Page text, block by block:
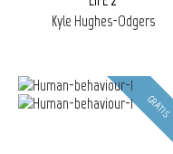
Kyle Hughes-Odgers
GRATIS